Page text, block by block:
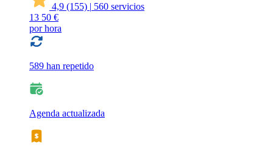
4,9 (155) | 560 servicios
13 50 €
por hora
589 han repetido
Agenda actualizada